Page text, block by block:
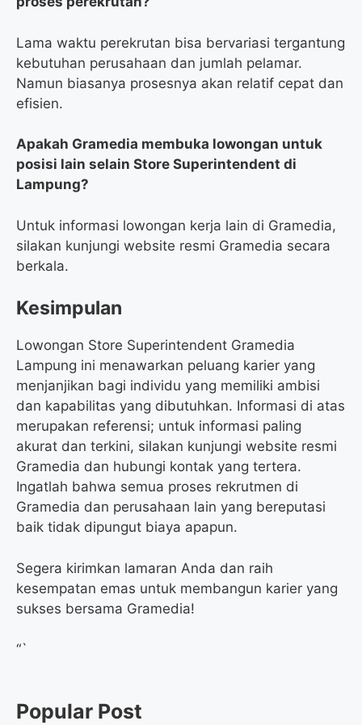
Lama waktu perekrutan bisa bervariasi tergantung
kebutuhan perusahaan dan jumlah pelamar.
Namun biasanya prosesnya akan relatif cepat dan
efisien.
Apakah Gramedia membuka lowongan untuk
posisi lain selain Store Superintendent di
Lampung?
Untuk informasi lowongan kerja lain di Gramedia,
silakan kunjungi website resmi Gramedia secara
berkala.
Kesimpulan
Lowongan Store Superintendent Gramedia
Lampung ini menawarkan peluang karier yang
menjanjikan bagi individu yang memiliki ambisi
dan kapabilitas yang dibutuhkan. Informasi di atas
merupakan referensi; untuk informasi paling
akurat dan terkini, silakan kunjungi website resmi
Gramedia dan hubungi kontak yang tertera.
Ingatlah bahwa semua proses rekrutmen di
Gramedia dan perusahaan lain yang bereputasi
baik tidak dipungut biaya apapun.
Segera kirimkan lamaran Anda dan raih
kesempatan emas untuk membangun karier yang
sukses bersama Gramedia!
“`
Popular Post